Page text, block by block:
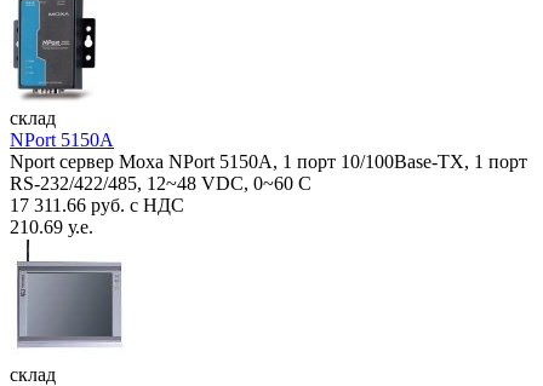
склад
NPort 5150A
Nport сервер Moxa NPort 5150A, 1 порт 10/100Base-TX, 1 порт
RS-232/422/485, 12~48 VDC, 0~60 С
17 311.66 руб. с НДС
210.69 у.е.
склад